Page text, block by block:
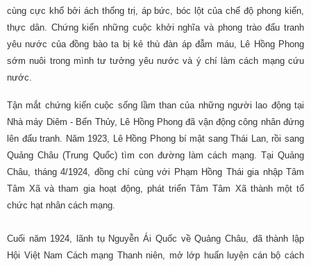
cùng cực khổ bởi ách thống trị, áp bức, bóc lột của chế độ phong kiến,
thực dân. Chứng kiến những cuộc khởi nghĩa và phong trào đấu tranh
yêu nước của đồng bào ta bị kẻ thù đàn áp đẫm máu, Lê Hồng Phong
sớm nuôi trong mình tư tưởng yêu nước và ý chí làm cách mạng cứu
nước.
Tận mắt chứng kiến cuộc sống lầm than của những người lao động tại
Nhà máy Diêm - Bến Thủy, Lê Hồng Phong đã vận động công nhân đứng
lên đấu tranh. Năm 1923, Lê Hồng Phong bí mật sang Thái Lan, rồi sang
Quảng Châu (Trung Quốc) tìm con đường làm cách mạng. Tại Quảng
Châu, tháng 4/1924, đồng chí cùng với Phạm Hồng Thái gia nhập Tâm
Tâm Xã và tham gia hoạt động, phát triển Tâm Tâm Xã thành một tổ
chức hạt nhân cách mạng.
Cuối năm 1924, lãnh tụ Nguyễn Ái Quốc về Quảng Châu, đã thành lập
Hội Việt Nam Cách mạng Thanh niên, mở lớp huấn luyện cán bộ cách